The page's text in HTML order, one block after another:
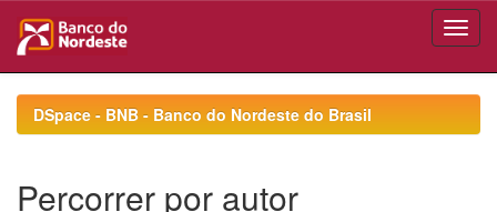
navigationDSpace - BNB - Banco do Nordeste do Brasil
Percorrer por autor